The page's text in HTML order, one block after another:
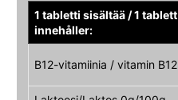
1 tabletti sisältää / 1 tablett
innehåller:
B12-vitamiinia / vitamin B12